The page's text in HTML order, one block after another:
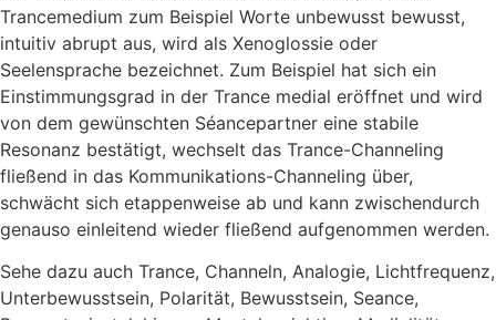
Trancemedium zum Beispiel Worte unbewusst bewusst,
intuitiv abrupt aus, wird als Xenoglossie oder
Seelensprache bezeichnet. Zum Beispiel hat sich ein
Einstimmungsgrad in der Trance medial eröffnet und wird
von dem gewünschten Séancepartner eine stabile
Resonanz bestätigt, wechselt das Trance-Channeling
fließend in das Kommunikations-Channeling über,
schwächt sich etappenweise ab und kann zwischendurch
genauso einleitend wieder fließend aufgenommen werden.
Sehe dazu auch Trance, Channeln, Analogie, Lichtfrequenz,
Unterbewusstsein, Polarität, Bewusstsein, Seance,